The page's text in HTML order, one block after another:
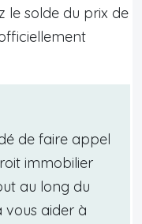
le solde du prix de
de faire appel
immobilier
au long du
vous aider à